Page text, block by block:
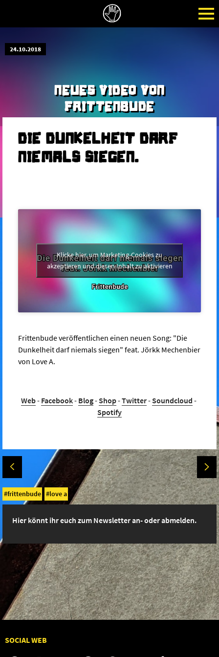
24.10.2018
NEUES VIDEO VON
FRITTENBUDE
DIE DUNKELHEIT DARF
NIEMALS SIEGEN.
Klicke hier, um Marketing-Cookies zu
akzeptieren und diesen Inhalt zu aktivieren
Frittenbude veröffentlichen einen neuen Song: "Die
Dunkelheit darf niemals siegen" feat. Jörkk Mechenbier
von Love A.
Web- Facebook- Blog-Shop-Twitter-Soundcloud -
Spotify
frittenbude love a
Hier könnt ihr euch zum Newsletter an- oder abmelden.
SOCIAL WEB